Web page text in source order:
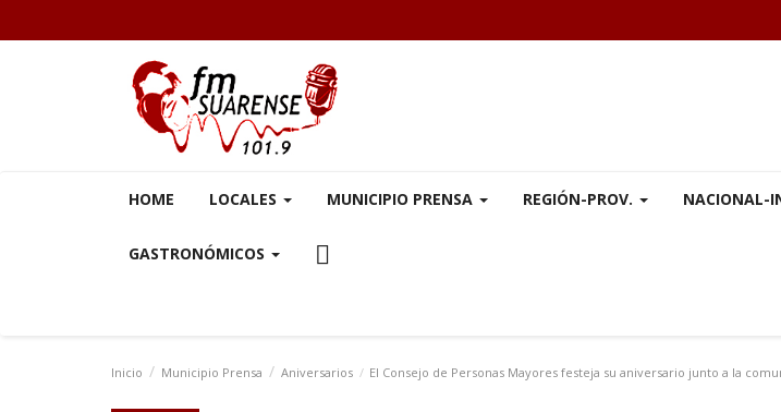
HOME LOCALES MUNICIPIO PRENSA REGIÓN-PROV. NACIONAL-
GASTRONÓMICOS
Inicio Municipio Prensa Aniversarios El Consejo de Personas Mayores festeja su aniversario junto a la